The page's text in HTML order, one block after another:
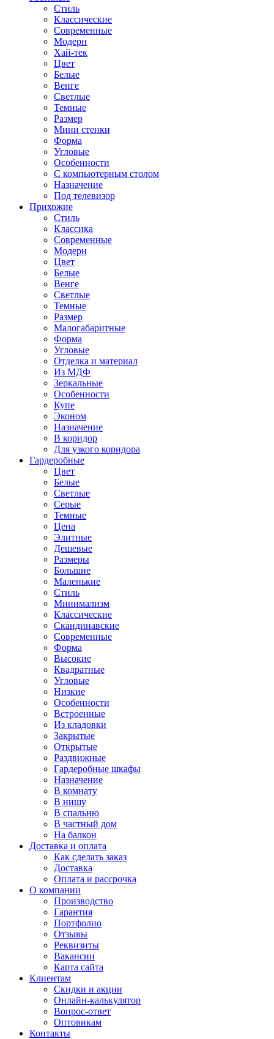
Стиль
Классические
Современные
Модерн
Хай-тек
Цвет
Белые
Венге
Светлые
Темные
Размер
Мини стенки
Форма
Угловые
Особенности
С компьютерным столом
Назначение
Под телевизор
Прихожие
Стиль
Классика
Современные
Модерн
Цвет
Белые
Венге
Светлые
Темные
Размер
Малогабаритные
Форма
Угловые
Отделка и материал
Из МДФ
Зеркальные
Особенности
Купе
Эконом
Назначение
В коридор
Для узкого коридора
Гардеробные
Цвет
Белые
Светлые
Серые
Темные
Цена
Элитные
Дешевые
Размеры
Большие
Маленькие
Стиль
Минимализм
Классические
Скандинавские
Современные
Форма
Высокие
Квадратные
Угловые
Низкие
Особенности
Встроенные
Из кладовки
Закрытые
Открытые
Раздвижные
Гардеробные шкафы
Назначение
В комнату
В нишу
В спальню
В частный дом
На балкон
Доставка и оплата
Как сделать заказ
Доставка
Оплата и рассрочка
О компании
Производство
Гарантия
Портфолио
Отзывы
Реквизиты
Вакансии
Карта сайта
Клиентам
Скидки и акции
Онлайн-калькулятор
Вопрос-ответ
Оптовикам
Контакты